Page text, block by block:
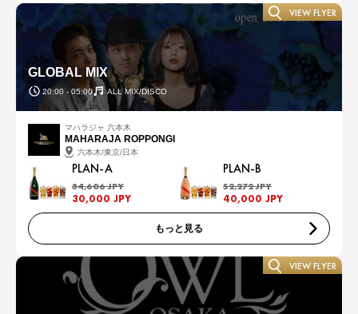
GLOBAL MIX
20:00 - 05:00 ALL MIX/DISCO
VIEW FLYER
マハラジャ 六本木
MAHARAJA ROPPONGI
六本木/東京/日本
PLAN-A
34,606 JPY
30,000 JPY
PLAN-B
52,272 JPY
40,000 JPY
もっと見る
VIEW FLYER